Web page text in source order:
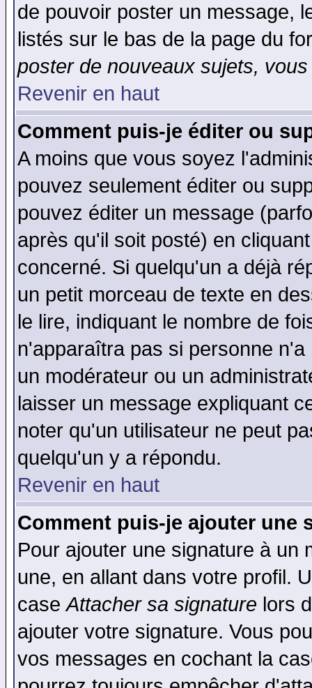
de pouvoir poster un message,
listés sur le bas de la page du
poster de nouveaux sujets,
Revenir en haut
Comment puis-je éditer ou
A moins que vous soyez
pouvez seulement éditer ou
pouvez éditer un message
après qu'il soit posté) en
concerné. Si quelqu'un a déjà
un petit morceau de texte en
le lire, indiquant le nombre de
n'apparaîtra pas si personne
un modérateur ou un
laisser un message expliquant
noter qu'un utilisateur ne peut
quelqu'un y a répondu.
Revenir en haut
Comment puis-je ajouter une
Pour ajouter une signature à un
une, en allant dans votre profil.
caseAttacher sa signature lors
ajouter votre signature. Vous
vos messages en cochant la